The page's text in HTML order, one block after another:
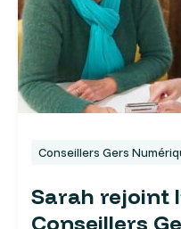
Conseillers Gers
Sarah rejoint
Conseillers